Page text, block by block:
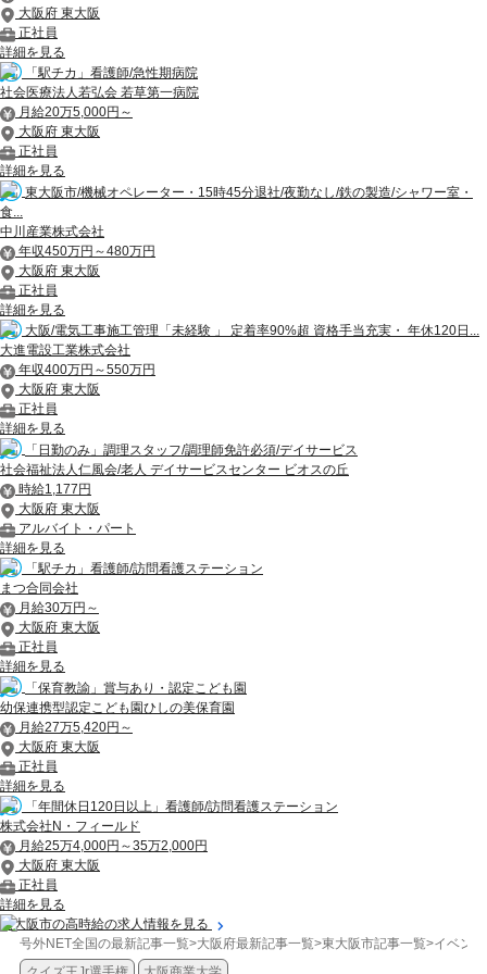
大阪府 東大阪
正社員
詳細を見る
「駅チカ」看護師/急性期病院
社会医療法人若弘会 若草第一病院
月給20万5,000円～
大阪府 東大阪
正社員
詳細を見る
東大阪市/機械オペレーター・15時45分退社/夜勤なし/鉄の製造/シャワー室・
食...
中川産業株式会社
年収450万円～480万円
大阪府 東大阪
正社員
詳細を見る
大阪/電気工事施工管理「未経験 」 定着率90%超 資格手当充実・ 年休120日...
大進電設工業株式会社
年収400万円～550万円
大阪府 東大阪
正社員
詳細を見る
「日勤のみ」調理スタッフ/調理師免許必須/デイサービス
社会福祉法人仁風会/老人 デイサービスセンター ビオスの丘
時給1,177円
大阪府 東大阪
アルバイト・パート
詳細を見る
「駅チカ」看護師/訪問看護ステーション
まつ合同会社
月給30万円～
大阪府 東大阪
正社員
詳細を見る
「保育教諭」賞与あり・認定こども園
幼保連携型認定こども園ひしの美保育園
月給27万5,420円～
大阪府 東大阪
正社員
詳細を見る
「年間休日120日以上」看護師/訪問看護ステーション
株式会社N・フィールド
月給25万4,000円～35万2,000円
大阪府 東大阪
正社員
詳細を見る
東大阪市の高時給の求人情報を見る
号外NET全国の最新記事一覧>大阪府最新記事一覧>東大阪市記事一覧>イベント